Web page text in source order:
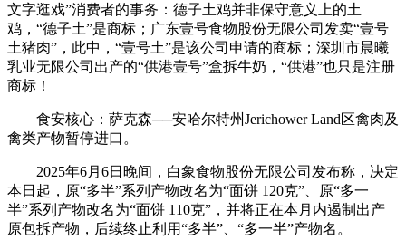
文字逛戏”消费者的事务：德子土鸡并非保守意义上的土
鸡，“德子土”是商标；广东壹号食物股份无限公司发卖“壹号
土猪肉”，此中，“壹号土”是该公司申请的商标；深圳市晨曦
乳业无限公司出产的“供港壹号”盒拆牛奶，“供港”也只是注册
商标！
食安核心：萨克森──安哈尔特州Jerichower Land区禽肉及
禽类产物暂停进口。
2025年6月6日晚间，白象食物股份无限公司发布称，决定
本日起，原“多半”系列产物改名为“面饼 120克”、原“多一
半”系列产物改名为“面饼 110克”，并将正在本月内遏制出产
原包拆产物，后续终止利用“多半”、“多一半”产物名。